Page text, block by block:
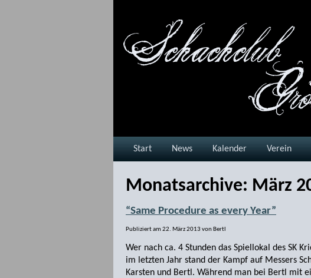
Start News Kalender Verein
Monatsarchive: März
“Same Procedure as every Year”
Publiziert am 22. März 2013 von Bertl
Wer nach ca. 4 Stunden das Spiellokal des SK
im letzten Jahr stand der Kampf auf Messers
Karsten und Bertl. Während man bei Bertl mit